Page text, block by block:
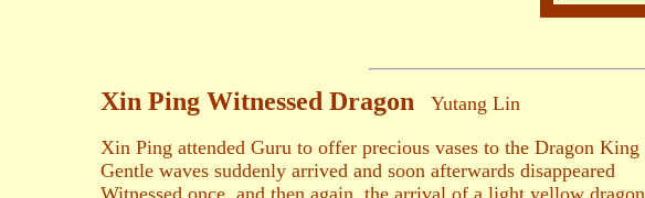
Xin Ping Witnessed Dragon
Yutang Lin
Xin Ping attended Guru to offer precious vases to the Dragon King
Gentle waves suddenly arrived and soon afterwards disappeared
Witnessed once, and then again, the arrival of a light yellow dragon